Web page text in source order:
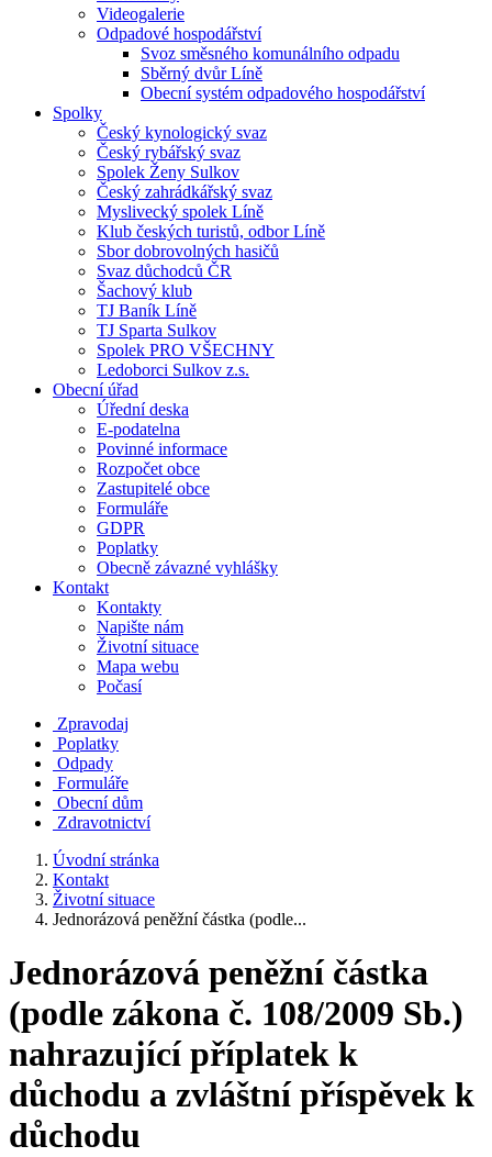
Videogalerie
Odpadové hospodářství
Svoz směsného komunálního odpadu
Sběrný dvůr Líně
Obecní systém odpadového hospodářství
Spolky
Český kynologický svaz
Český rybářský svaz
Spolek Ženy Sulkov
Český zahrádkářský svaz
Myslivecký spolek Líně
Klub českých turistů, odbor Líně
Sbor dobrovolných hasičů
Svaz důchodců ČR
Šachový klub
TJ Baník Líně
TJ Sparta Sulkov
Spolek PRO VŠECHNY
Ledoborci Sulkov z.s.
Obecní úřad
Úřední deska
E-podatelna
Povinné informace
Rozpočet obce
Zastupitelé obce
Formuláře
GDPR
Poplatky
Obecně závazné vyhlášky
Kontakt
Kontakty
Napište nám
Životní situace
Mapa webu
Počasí
Zpravodaj
Poplatky
Odpady
Formuláře
Obecní dům
Zdravotnictví
Úvodní stránka
Kontakt
Životní situace
Jednorázová peněžní částka (podle...
Jednorázová peněžní částka
(podle zákona č. 108/2009 Sb.)
nahrazující příplatek k
důchodu a zvláštní příspěvek k
důchodu